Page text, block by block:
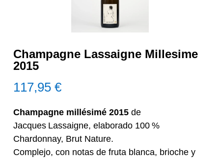
Champagne Lassaigne Millesime
2015
117,95€
Champagne millésimé 2015 de
Jacques Lassaigne, elaborado 100 %
Chardonnay, Brut Nature.
Complejo, con notas de fruta blanca, brioche y